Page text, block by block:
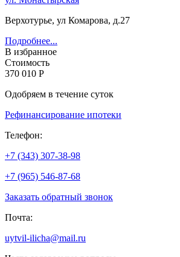
Верхотурье, ул Комарова, д.27
Подробнее...
В избранное
Стоимость
370 010 Р
Одобряем в течение суток
Рефинансирование ипотеки
Телефон:
+7 (343) 307-38-98
+7 (965) 546-87-68
Заказать обратный звонок
Почта:
uytvil-ilicha@mail.ru